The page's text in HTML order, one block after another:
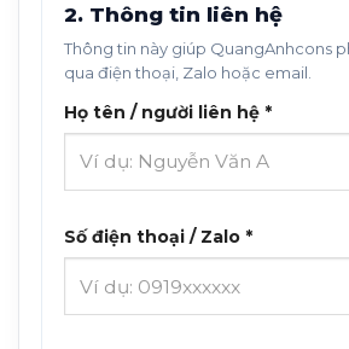
2. Thông tin liên hệ
Thông tin này giúp QuangAnhcons
qua điện thoại, Zalo hoặc email.
Họ tên / người liên hệ *
Số điện thoại / Zalo *